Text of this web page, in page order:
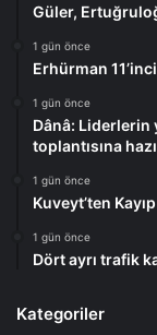
Güler,
1 gün önce
Erhürman
1 gün önce
Dânâ: Liderlerin
toplantısına
1 gün önce
Kuveyt’ten
1 gün önce
Dört ayrı trafik
Kategoriler